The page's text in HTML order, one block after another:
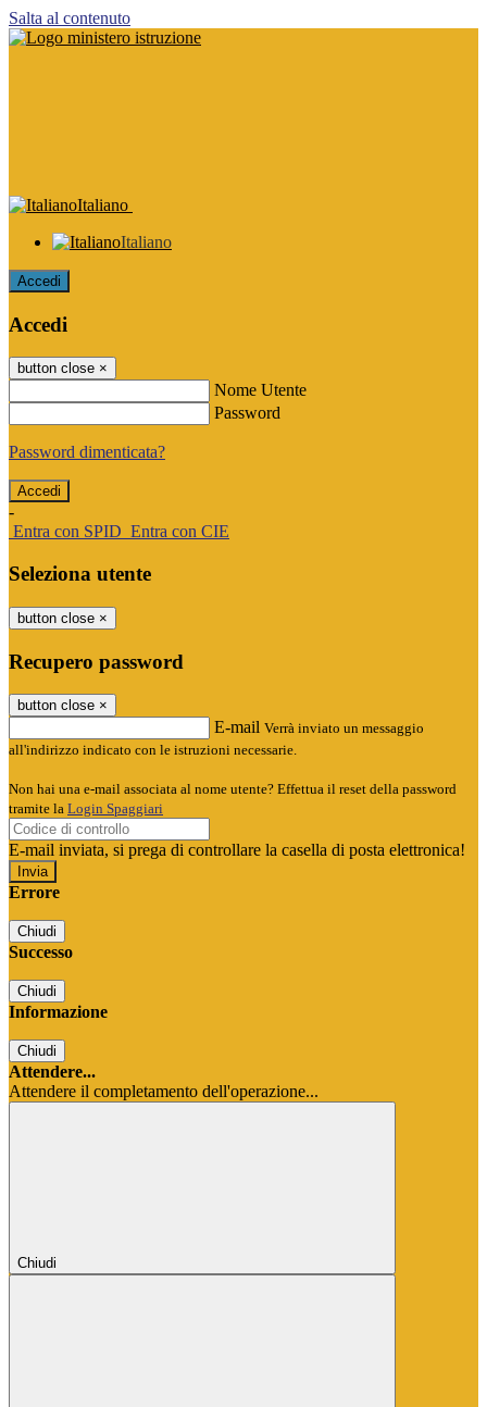
Salta al contenuto
Italiano
Italiano
Accedi
Accedi
button close ×
Nome Utente
Password
Password dimenticata?
-
Entra con SPID Entra con CIE
Seleziona utente
button close ×
Recupero password
button close ×
E-mail Verrà inviato un messaggio
all'indirizzo indicato con le istruzioni necessarie.
Non hai una e-mail associata al nome utente? Effettua il reset della password
tramite la Login Spaggiari
E-mail inviata, si prega di controllare la casella di posta elettronica!
Errore
Chiudi
Successo
Chiudi
Informazione
Chiudi
Attendere...
Attendere il completamento dell'operazione...
Chiudi